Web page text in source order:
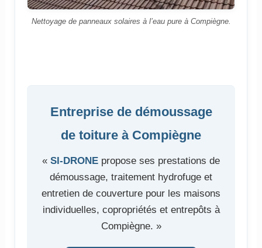
Nettoyage de panneaux solaires à l’eau pure à Compiègne.
Entreprise de démoussage
de toiture à Compiègne
« SI-DRONE propose ses prestations de
démoussage, traitement hydrofuge et
entretien de couverture pour les maisons
individuelles, copropriétés et entrepôts à
Compiègne. »